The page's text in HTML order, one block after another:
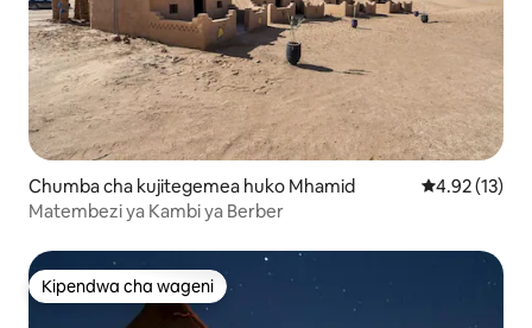
Chumba cha kujitegemea huko Mhamid Ukadiriaji wa
4.92 (13)
Matembezi ya Kambi ya Berber
Kipendwa cha wageni
Kipendwa cha wageni